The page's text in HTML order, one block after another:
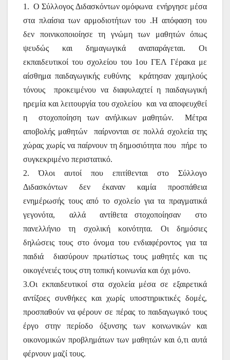
1. Ο Σύλλογος Διδασκόντων ομόφωνα ενήργησε μέσα
στα πλαίσια των αρμοδιοτήτων του .Η απόφαση του
δεν ποινικοποιοίησε τη γνώμη των μαθητών όπως
ψευδώς και δημαγωγικά αναπαράγεται. Οι
εκπαιδευτικοί του σχολείου του 1ου ΓΕΛ Γέρακα με
αίσθημα παιδαγωγικής ευθύνης
κράτησαν χαμηλούς
τόνους
προκειμένου να διαφυλαχτεί η παιδαγωγική
ηρεμία και λειτουργία του σχολείου και να αποφευχθεί
η
στοχοποίηση των ανήλικων μαθητών.
Μέτρα
αποβολής μαθητών
παίρνονται σε πολλά σχολεία της
χώρας χωρίς να παίρνουν τη δημοσιότητα που πήρε το
συγκεκριμένο περιστατικό.
2. Όλοι αυτοί που επιτίθενται στο Σύλλογο
Διδασκόντων δεν έκαναν καμία προσπάθεια
ενημέρωσής τους από το σχολείο για τα πραγματικά
γεγονότα,
αλλά αντίθετα στοχοποίησαν
στο
πανελλήνιο τη σχολική κοινότητα. Οι δημόσιες
δηλώσεις τους στο όνομα του ενδιαφέροντος για τα
παιδιά
διασύρουν πρωτίστως τους μαθητές και τις
οικογένειές τους στη τοπική κοινωνία και όχι μόνο.
3.Οι εκπαιδευτικοί στα σχολεία μέσα σε εξαιρετικά
αντίξοες συνθήκες και χωρίς υποστηρικτικές δομές,
προσπαθούν να φέρουν σε πέρας το παιδαγωγικό τους
έργο στην περίοδο όξυνσης των κοινωνικών και
οικονομικών προβλημάτων των μαθητών και ό,τι αυτά
φέρνουν μαζί τους.